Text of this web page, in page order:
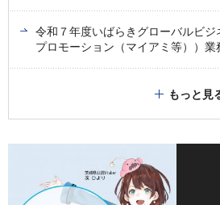
令和７年度いばらきグローバルビ
プロモーション（マイアミ等））業
もっと見